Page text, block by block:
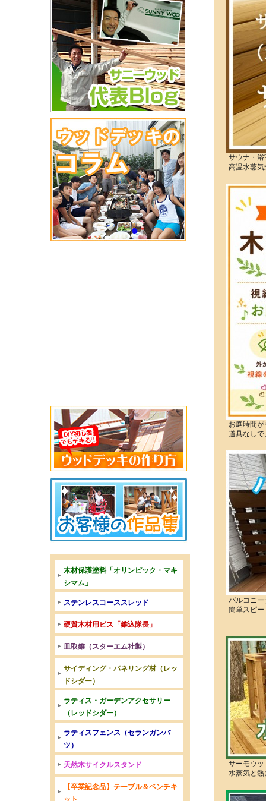
サウナ・
高温水蒸
お庭時間
道具なし
バルコニ
簡単スピ
サーモウ
水蒸気と
木材保護塗料「オリンピック・マキ
シマム」
ステンレスコーススレッド
硬質木材用ビス「錐込隊長」
皿取錐（スターエム社製）
サイディング・パネリング材（レッ
ドシダー）
ラティス・ガーデンアクセサリー
（レッドシダー）
ラティスフェンス（セランガンバ
ツ）
天然木サイクルスタンド
【卒業記念品】テーブル＆ベンチキ
ット